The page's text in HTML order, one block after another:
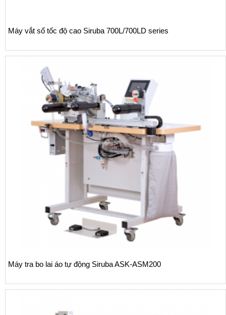
tốc độ cao Siruba 700L/700LD series
lai áo tự động Siruba ASK-ASM200